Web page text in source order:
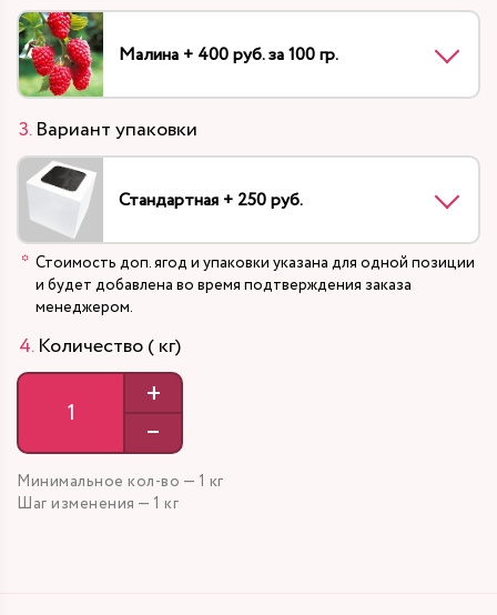
Малина + 400 руб. за 100 гр.
Вариант упаковки
Стандартная + 250 руб.
Стоимость доп. ягод и упаковки указана для одной позиции
и будет добавлена во время подтверждения заказа
менеджером.
Количество ( кг)
+
–
Минимальное кол-во — 1 кг
Шаг изменения — 1 кг